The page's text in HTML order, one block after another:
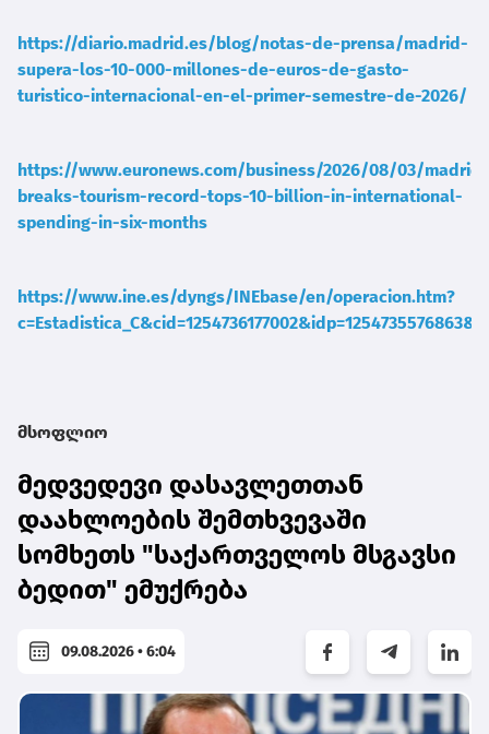
https://diario.madrid.es/blog/notas-de-prensa/madrid-
supera-los-10-000-millones-de-euros-de-gasto-
turistico-internacional-en-el-primer-semestre-de-2026/
https://www.euronews.com/business/2026/08/03/madrid-
breaks-tourism-record-tops-10-billion-in-international-
spending-in-six-months
https://www.ine.es/dyngs/INEbase/en/operacion.htm?
მსოფლიო
მედვედევი დასავლეთთან
დაახლოების შემთხვევაში
სომხეთს "საქართველოს მსგავსი
ბედით" ემუქრება
09.08.2026 • 6:04